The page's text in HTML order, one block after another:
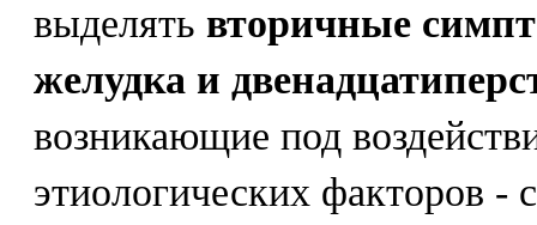
выделять вторичные
желудка и
возникающие под
этиологических факторов -